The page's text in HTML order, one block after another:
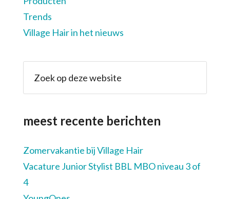
Trends
Village Hair in het nieuws
meest recente berichten
Zomervakantie bij Village Hair
Vacature Junior Stylist BBL MBO niveau 3 of
4